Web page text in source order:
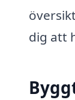
dig att